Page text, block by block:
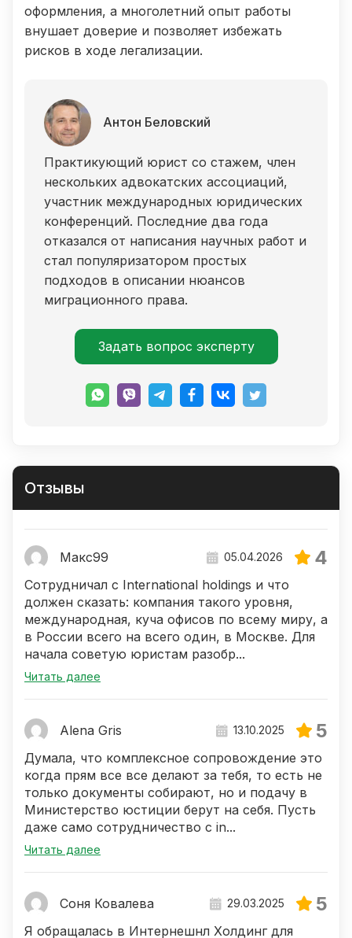
оформления, а многолетний опыт работы
внушает доверие и позволяет избежать
рисков в ходе легализации.
Антон Беловский
Практикующий юрист со стажем, член
нескольких адвокатских ассоциаций,
участник международных юридических
конференций. Последние два года
отказался от написания научных работ и
стал популяризатором простых
подходов в описании нюансов
миграционного права.
Задать вопрос эксперту
Отзывы
Макс99 05.04.2026 4
Сотрудничал с International holdings и что
должен сказать: компания такого уровня,
международная, куча офисов по всему миру, а
в России всего на всего один, в Москве. Для
начала советую юристам разобр...
Читать далее
Alena Gris 13.10.2025 5
Думала, что комплексное сопровождение это
когда прям все все делают за тебя, то есть не
только документы собирают, но и подачу в
Министерство юстиции берут на себя. Пусть
даже само сотрудничество с in...
Читать далее
Соня Ковалева 29.03.2025 5
Я обращалась в Интернешнл Холдинг для